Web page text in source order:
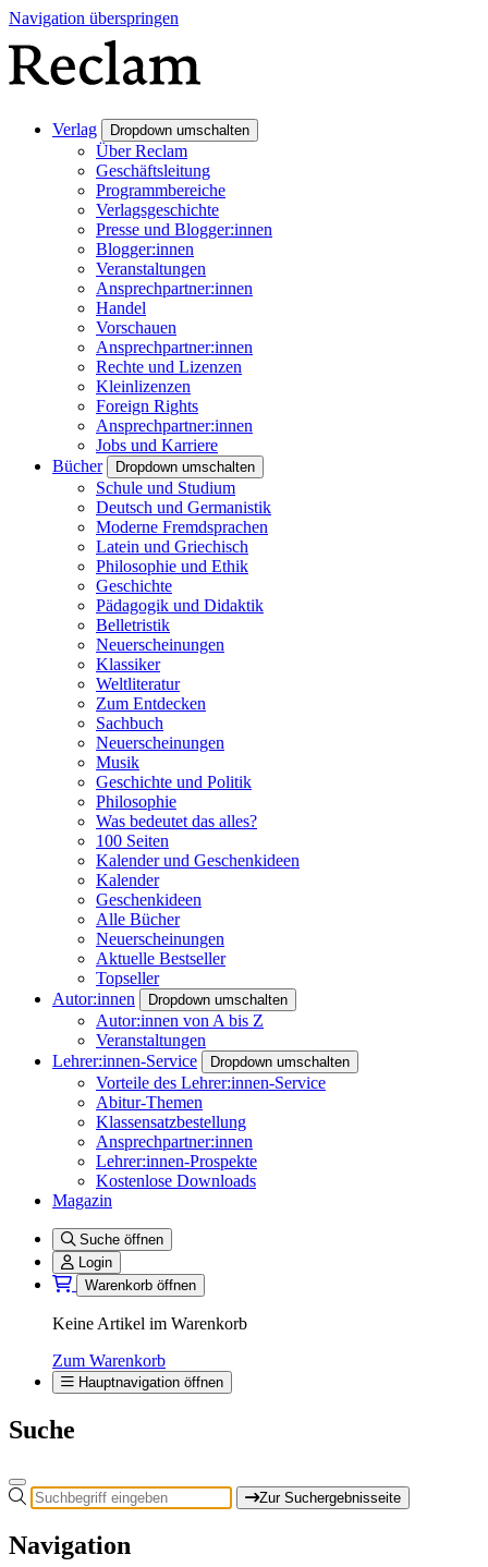
Navigation überspringen
Verlag Dropdown umschalten
Über Reclam
Geschäftsleitung
Programmbereiche
Verlagsgeschichte
Presse und Blogger:innen
Blogger:innen
Veranstaltungen
Ansprechpartner:innen
Handel
Vorschauen
Ansprechpartner:innen
Rechte und Lizenzen
Kleinlizenzen
Foreign Rights
Ansprechpartner:innen
Jobs und Karriere
Bücher
Dropdown umschalten
Schule und Studium
Deutsch und Germanistik
Moderne Fremdsprachen
Latein und Griechisch
Philosophie und Ethik
Geschichte
Pädagogik und Didaktik
Belletristik
Neuerscheinungen
Klassiker
Weltliteratur
Zum Entdecken
Sachbuch
Neuerscheinungen
Musik
Geschichte und Politik
Philosophie
Was bedeutet das alles?
100 Seiten
Kalender und Geschenkideen
Kalender
Geschenkideen
Alle Bücher
Neuerscheinungen
Aktuelle Bestseller
Topseller
Autor:innen
Dropdown umschalten
Autor:innen von A bis Z
Veranstaltungen
Lehrer:innen-Service
Dropdown umschalten
Vorteile des Lehrer:innen-Service
Abitur-Themen
Klassensatzbestellung
Ansprechpartner:innen
Lehrer:innen-Prospekte
Kostenlose Downloads
Magazin
Suche öffnen
Login
Warenkorb öffnen
Keine Artikel im Warenkorb
Zum Warenkorb
Hauptnavigation öffnen
Suche
Zur Suchergebnisseite
Navigation